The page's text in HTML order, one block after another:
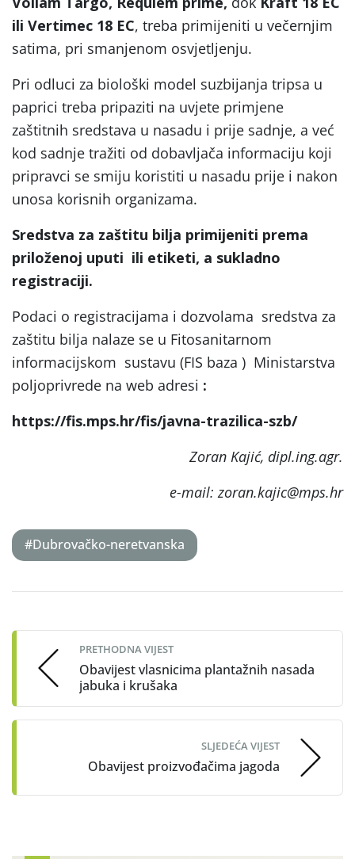
ili Vertimec 18 EC, treba primijeniti u večernjim
satima, pri smanjenom osvjetljenju.
Pri odluci za biološki model suzbijanja tripsa u
paprici treba pripaziti na uvjete primjene
zaštitnih sredstava u nasadu i prije sadnje, a već
kod sadnje tražiti od dobavljača informaciju koji
pripravci se smiju koristiti u nasadu prije i nakon
unosa korisnih organizama.
Sredstva za zaštitu bilja primijeniti prema
priloženoj uputi ili etiketi, a sukladno
registraciji.
Podaci o registracijama i dozvolama sredstva za
zaštitu bilja nalaze se u Fitosanitarnom
informacijskom sustavu (FIS baza ) Ministarstva
poljoprivrede na web adresi :
https://fis.mps.hr/fis/javna-trazilica-szb/
Zoran Kajić, dipl.ing.agr.
e-mail: zoran.kajic@mps.hr
#Dubrovačko-neretvanska
navigation
PRETHODNA VIJEST
Obavijest vlasnicima plantažnih nasada
jabuka i krušaka
SLJEDEĆA VIJEST
Obavijest proizvođačima jagoda